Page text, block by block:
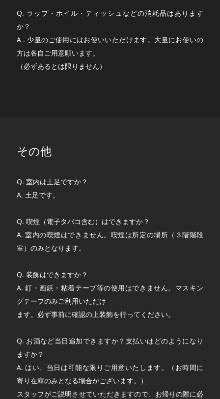
Q. ラップ・ホイル・ティッシュなどの消耗品はあります
か？
A . 少量のご使用にはお使いいただけます。大量にお使いの
方は各自ご用意願います。
（必ずあるとは限りません）
その他
Q. 室内は土足ですか？
A. 土足です。
Q. 喫煙（電子タバコ含む）はできますか？
A. 室内の喫煙はできません。喫煙は所定の場所（３階階段
室）のみとなります。
Q. 装飾はできますか？
A. 釘・画鋲・粘着テープ等の使用はできません。マスキン
グテープのみご利用いただけ
ます。必ず事前に確認の上装飾を行ってください。
Q. お酒など当日追加できますか？支払いはどのようになり
ますか？
A. はい、当日は可能な限りご用意いたします。（お時間に
寄り在庫のみとなる場合がございます。）
スタッフがご説明させていただきますので、お帰りの際に必